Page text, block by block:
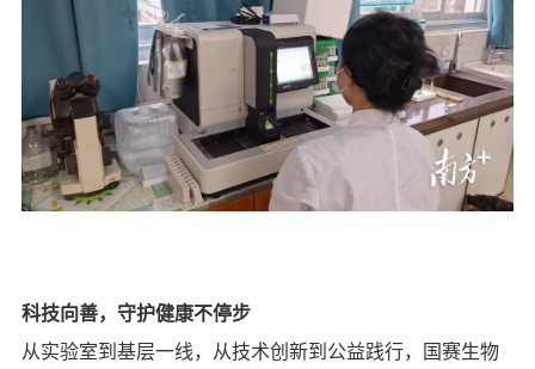
科技向善，守护健康不停步
从实验室到基层一线，从技术创新到公益践行，国赛生物